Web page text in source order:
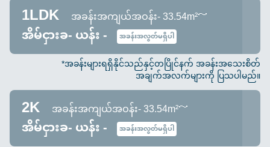
1LDK အခန်းအကျယ်အဝန်း- 33.54m²～
အိမ်ငှားခ- ယန်း - အခန်းအလွတ်မရှိပါ
*အခန်းများရရှိနိုင်သည်နှင့်တပြိုင်နက် အခန်းအသေးစိတ်
အချက်အလက်များကို ပြသပါမည်။
2K အခန်းအကျယ်အဝန်း- 33.54m²～
အိမ်ငှားခ- ယန်း - အခန်းအလွတ်မရှိပါ